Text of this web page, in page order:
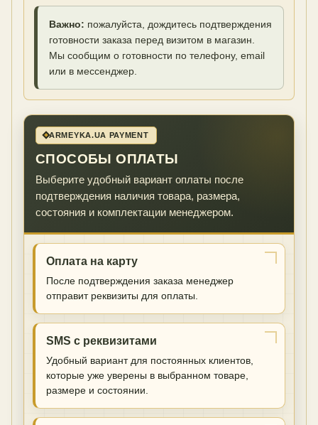
Важно: пожалуйста, дождитесь подтверждения
готовности заказа перед визитом в магазин.
Мы сообщим о готовности по телефону, email
или в мессенджер.
ARMEYKA.UA PAYMENT
СПОСОБЫ ОПЛАТЫ
Выберите удобный вариант оплаты после
подтверждения наличия товара, размера,
состояния и комплектации менеджером.
Оплата на карту
После подтверждения заказа менеджер
отправит реквизиты для оплаты.
SMS с реквизитами
Удобный вариант для постоянных клиентов,
которые уже уверены в выбранном товаре,
размере и состоянии.